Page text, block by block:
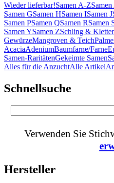
Wieder lieferbar!Samen A-ZSamen
Samen GSamen HSamen ISamen J
Samen PSamen QSamen RSamen
Samen YSamen ZSchling &
GewürzeMangroven & Teich
AcaciaAdeniumBaumfarne/Farne
Samen-RaritätenGekeimte Samen
Alles für die AnzuchtAlle Artikel
Schnellsuche
Verwenden Sie
Hersteller